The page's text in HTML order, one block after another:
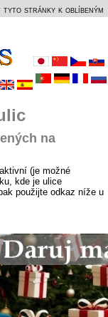
tyto stránky k oblíbeným
na
(je možné
kde je ulice
použijte odkaz níže u